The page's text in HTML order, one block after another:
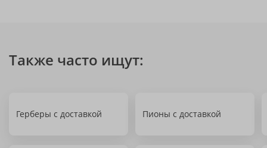
Также часто ищут:
Герберы с доставкой Пионы с доставкой